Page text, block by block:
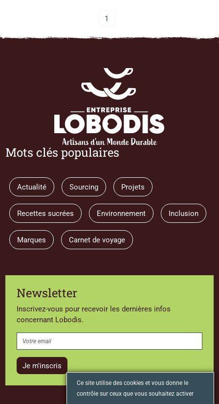
1
Mots clés populaires
Actualité Sourcing Projets
Recettes sucrées Environnement Inclusion
Marques Carnet de voyage
Newsletter
Inscrivez-vous pour recevoir les dernières infos
concernant Lobodis.
Je m'inscris
Ce site utilise des cookies et vous donne le
contrôle sur ceux que vous souhaitez activer